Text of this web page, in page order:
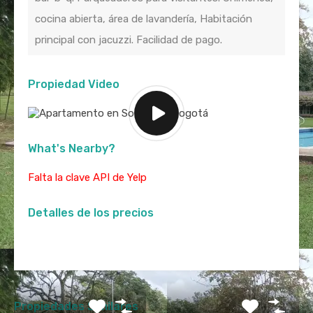
cocina abierta, área de lavandería, Habitación
principal con jacuzzi. Facilidad de pago.
Propiedad Video
What's Nearby?
Falta la clave API de Yelp
Detalles de los precios
Propiedades Similares